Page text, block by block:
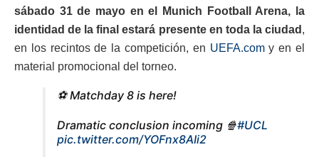
sábado 31 de mayo en el Munich Football Arena, la
identidad de la final estará presente en toda la ciudad ,
en los recintos de la competición, en UEFA.comy en el
material promocional del torneo.
⚽️ Matchday 8 is here!
Dramatic conclusion incoming 🍿#UCL
pic.twitter.com/YOFnx8AIi2